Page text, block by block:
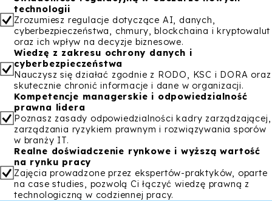
technologii
Zrozumiesz regulacje dotyczące AI, danych,
cyberbezpieczeństwa, chmury, blockchaina i kryptowalut
oraz ich wpływ na decyzje biznesowe.
Wiedzę z zakresu ochrony danych i
cyberbezpieczeństwa
Nauczysz się działać zgodnie z RODO, KSC i DORA oraz
skutecznie chronić informacje i dane w organizacji.
Kompetencje managerskie i odpowiedzialność
prawna lidera
Poznasz zasady odpowiedzialności kadry zarządzającej,
zarządzania ryzykiem prawnym i rozwiązywania sporów
w branży IT.
Realne doświadczenie rynkowe i wyższą wartość
na rynku pracy
Zajęcia prowadzone przez ekspertów-praktyków, oparte
na case studies, pozwolą Ci łączyć wiedzę prawną z
technologiczną w codziennej pracy.